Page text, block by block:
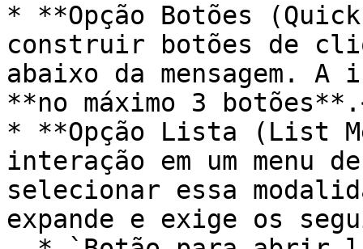
* **Opção Botões
construir botões de
abaixo da mensagem.
**no máximo 3
* **Opção Lista (List
interação em um menu
selecionar essa
expande e exige os